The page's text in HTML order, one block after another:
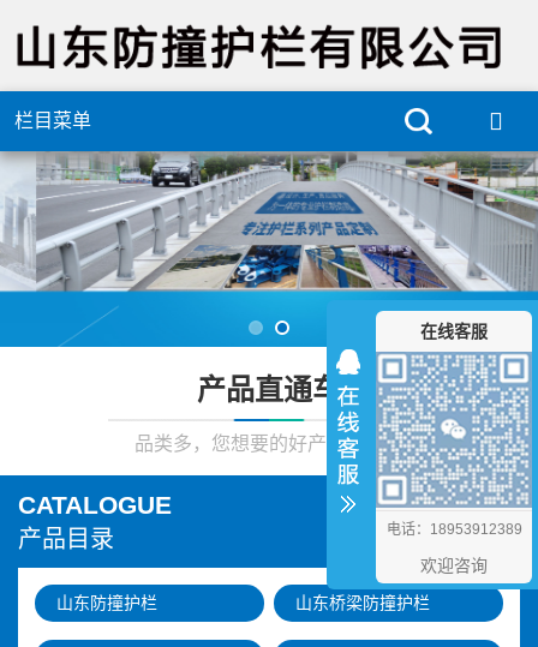
栏目菜单
产品直通车
品类多，您想要的好产品在这里
CATALOGUE
产品目录
山东防撞护栏 山东桥梁防撞护栏
在线客服
电话：18953912389
欢迎咨询